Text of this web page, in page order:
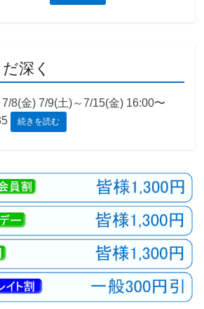
深く
7/8(金) 7/9(土)～7/15(金) 16:00〜
続きを読む